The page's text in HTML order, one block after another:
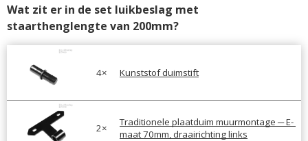
Wat zit er in de set luikbeslag met
staarthenglengte van 200mm?
4× Kunststof duimstift
2×
Traditionele plaatduim muurmontage ─ E-
maat 70mm, draairichting links